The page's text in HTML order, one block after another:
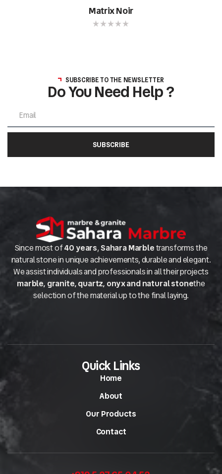
Matrix Noir
SUBSCRIBE TO THE NEWSLETTER
Do You Need Help ?
SUBSCRIBE
Since most of40 years,Sahara Marbletransforms the
natural stone in unique achievements, durable and elegant.
We assist individuals and professionals in all their projects
marble, granite, quartz, onyx and natural stonethe
selection of the material up to the final laying.
Quick Links
Home
About
Our Products
Contact